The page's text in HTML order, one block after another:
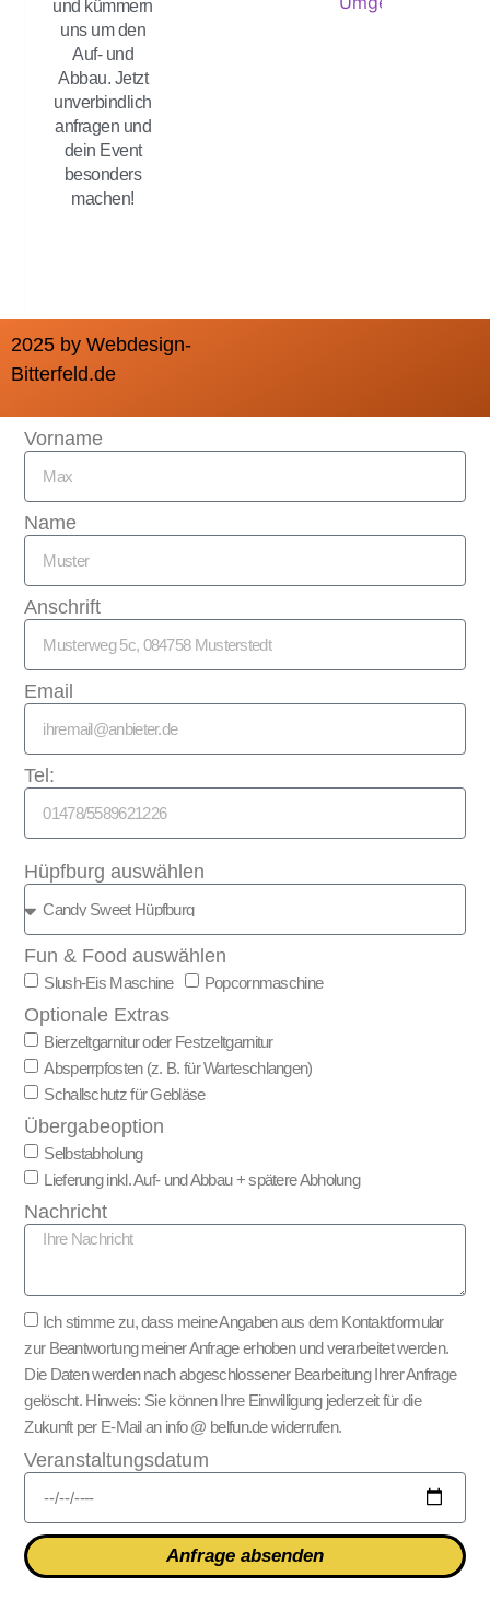
und kümmern
uns um den
Auf- und
Abbau. Jetzt
unverbindlich
anfragen und
dein Event
besonders
machen!
2025 by Webdesign-
Bitterfeld.de
Vorname
Name
Anschrift
Email
Tel:
Hüpfburg auswählen
Fun & Food auswählen
Slush-Eis Maschine Popcornmaschine
Optionale Extras
Bierzeltgarnitur oder Festzeltgarnitur
Absperrpfosten (z. B. für Warteschlangen)
Schallschutz für Gebläse
Übergabeoption
Selbstabholung
Lieferung inkl. Auf- und Abbau + spätere Abholung
Nachricht
Ich stimme zu, dass meine Angaben aus dem Kontaktformular
zur Beantwortung meiner Anfrage erhoben und verarbeitet werden.
Die Daten werden nach abgeschlossener Bearbeitung Ihrer Anfrage
gelöscht. Hinweis: Sie können Ihre Einwilligung jederzeit für die
Zukunft per E-Mail an info @ belfun.de widerrufen.
Veranstaltungsdatum
Anfrage absenden